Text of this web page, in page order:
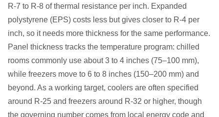
R-7 to R-8 of thermal resistance per inch. Expanded
polystyrene (EPS) costs less but gives closer to R-4 per
inch, so it needs more thickness for the same performance.
Panel thickness tracks the temperature program: chilled
rooms commonly use about 3 to 4 inches (75–100 mm),
while freezers move to 6 to 8 inches (150–200 mm) and
beyond. As a working target, coolers are often specified
around R-25 and freezers around R-32 or higher, though
the governing number comes from local energy code and